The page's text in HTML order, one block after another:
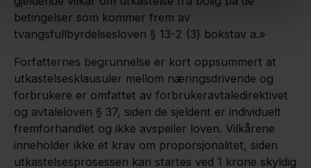
betingelser som kommer frem av
tvangsfullbyrdelsesloven § 13-2 (3) bokstav a.»
Forfatternes begrunnelse er kort oppsummert at
utkastelsesklausuler mellom næringsdrivende og
forbrukere er omfattet av forbrukeravtaledirektivet
og avtaleloven § 37, siden de sjeldent er individuelt
fremforhandlet og ikke avspeiler loven. Vilkårene
inneholder ikke et krav om proporsjonalitet, siden
utkastelsesprosessen kan startes ved 1 krone skyldig